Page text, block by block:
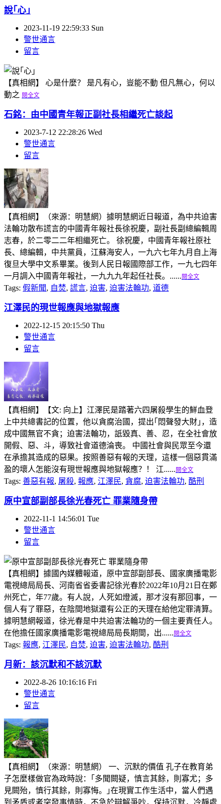
說｢心｣
2023-11-19 22:59:33 Sun
警世通言
留言
【真相網】 心是什麼？ 是凡有心，豈能不動 但凡無心，何以
動之 閱全文
石銘：由中國青年報正副社長相繼死亡談起
2023-7-12 22:28:26 Wed
警世通言
留言
【真相網】（來源：明慧網）據明慧網近日報道，為中共迫害
法輪功散布謊言的中國青年報社長徐祝慶，副社長副總編輯周
志春，於二零二二年相繼死亡。 徐祝慶，中國青年報社原社
長、總編輯，中共黨員，江蘇海安人，一九六七年九月自上海
復旦大學中文系畢業。後到人民日報國際部工作，一九七四年
一月調入中國青年報社，一九九九年起任社長。...... 閱全文
Tags: 假新聞, 自焚, 謊言, 迫害, 迫害法輪功, 道德
江澤民的現世報應與地獄報應
2022-12-15 20:15:50 Thu
警世通言
留言
【真相網】【文: 向上】江澤民是踏著六四屠殺學生的鮮血登
上中共總書記的位置，他以貪腐治國，提出｢悶聲發大財｣，造
成中國無官不貪；迫害法輪功，詆毀真、善、忍，在全社會放
開假、惡、斗，導致社會道德淪喪。 中國社會與民眾至今還
在承擔其造成的惡果。按照善惡有報的天理，這樣一個惡貫滿
盈的壞人怎能沒有現世報應與地獄報應？！ 江...... 閱全文
Tags: 善惡有報, 屠殺, 報應, 江澤民, 貪腐, 迫害法輪功, 酷刑
原中宣部副部長徐光春死亡 罪業隨身帶
2022-11-1 14:56:01 Tue
警世通言
留言
【真相網】據國內媒體報道，原中宣部副部長、國家廣播電影
電視總局局長、河南省省委書記徐光春於2022年10月21日在鄭
州死亡，年77歲。有人說，人死如燈滅，那才沒有那回事，一
個人有了罪惡，在陰間地獄還有公正的天理在給他定罪清算。
據明慧網報道，徐光春是中共迫害法輪功的一個主要責任人。
在他擔任國家廣播電影電視總局局長期間，出...... 閱全文
Tags: 報應, 江澤民, 自焚, 迫害, 迫害法輪功, 酷刑
月新：該沉默和不該沉默
2022-8-26 10:16:16 Fri
警世通言
留言
【真相網】（來源：明慧網） 一、沉默的價值 孔子在教育弟
子怎麼樣做官為政時說：｢多聞闕疑，慎言其餘，則寡尤；多
見闕殆，慎行其餘，則寡悔。｣在現實工作生活中，當人們遇
到矛盾或者突發事情時，不急於辯解爭吵，保持沉默，冷靜處